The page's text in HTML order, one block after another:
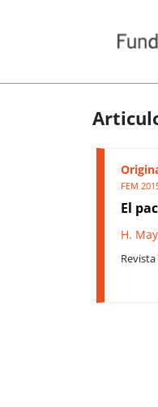
FEM
El
H.
Revista